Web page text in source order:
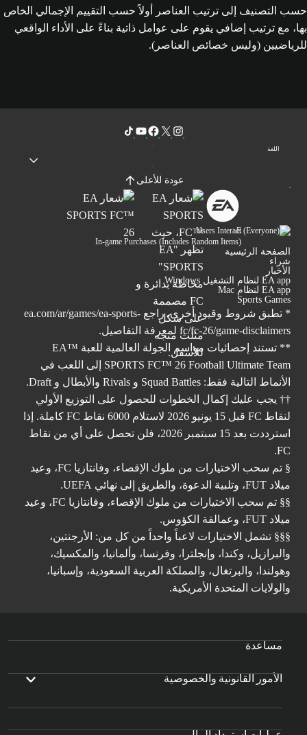
حسب التصنيف إلى ترتيب العناصر أولاً حسب التقييم الإجمالي الخاص
بها، مع ترتيب إضافي يقوم على عوامل ذاتية بناءً على الأداء الواقعي
للرياضيين (وليس خصائص العناصر).
اللغة
عودة للأعلى
Users Interact
In-game Purchases (Includes Random Items)
الصفحة الرئيسية
شراء
الأخبار
EA app لنظام التشغيل Windows
EA app لنظام Mac
Sports Games
* تطبق شروط وقيود أخرى. راجع ea.com/ar/games/ea-sports-
fc/fc-26/game-disclaimers لمعرفة التفاصيل.
** تستند إحصائيات مواسم الجولة العالمية للعبة ™EA
SPORTS FC™ 26 Football Ultimate Team إلى اللعب في
الأنماط التالية فقط: Squad Battles و Rivals والأبطال و Draft.
†† يجب عليك إكمال الخطوات للحصول على التوزيع الأولي
لنقاط FC قبل 15 يونيو 2026 لاستلام 6000 نقاط FC كاملة. إذا
استرددت بعد 15 سبتمبر 2026، فلن تحصل على أي من نقاط
FC.
§ تم سحب الاختيارات من ملوك الإقصاء، وفانتازيا FC، وعيد
ميلاد FUT، وتلبية الدعوة، والطريق إلى نهائي UEFA.
§§ تم سحب الاختيارات من ملوك الإقصاء، وفانتازيا FC، وعيد
ميلاد FUT، وعمالقة الكؤوس.
§§§ تشمل الاختيارات لاعباً واحداً من كل من: الأرجنتين،
والبرازيل، وكندا، وإنجلترا، وفرنسا، وألمانيا، والمكسيك،
وهولندا، والبرتغال، والمملكة العربية السعودية، وإسبانيا،
والولايات المتحدة الأمريكية.
مساعدة
الأمور القانونية والخصوصية